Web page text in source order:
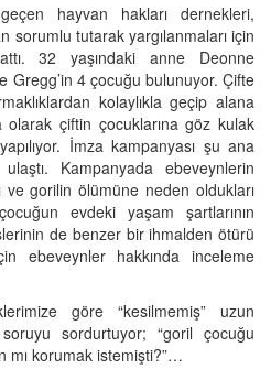
hayvan hakları dernekleri,
sorumlu tutarak yargılanmaları için
32 yaşındaki anne Deonne
Gregg’in 4 çocuğu bulunuyor. Çifte
kolaylıkla geçip alana
çiftin çocuklarına göz kulak
İmza kampanyası şu ana
Kampanyada ebeveynlerin
ve gorilin ölümüne neden oldukları
evdeki yaşam şartlarının
de benzer bir ihmalden ötürü
ebeveynler hakkında inceleme
göre “kesilmemiş” uzun
sordurtuyor; “goril çocuğu
mı korumak istemişti?”…